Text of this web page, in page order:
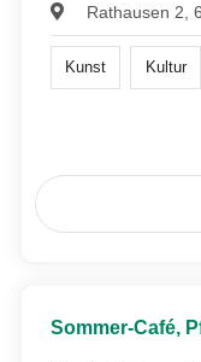
Rathausen 2,
Kunst Kultur
Sommer-Café,